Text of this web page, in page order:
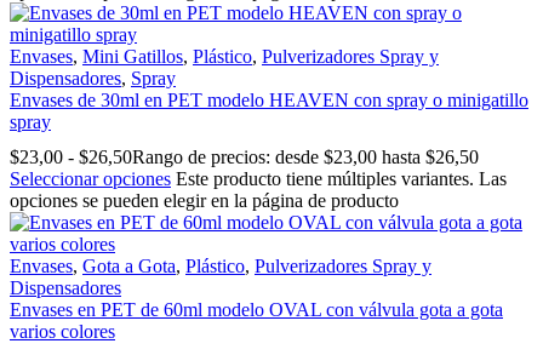
Envases, Mini Gatillos, Plástico, Pulverizadores Spray y
Dispensadores, Spray
Envases de 30ml en PET modelo HEAVEN con spray o minigatillo
spray
$23,00 - $26,50Rango de precios: desde $23,00 hasta $26,50
Seleccionar opciones Este producto tiene múltiples variantes. Las
opciones se pueden elegir en la página de producto
Envases, Gota a Gota, Plástico, Pulverizadores Spray y
Dispensadores
Envases en PET de 60ml modelo OVAL con válvula gota a gota
varios colores